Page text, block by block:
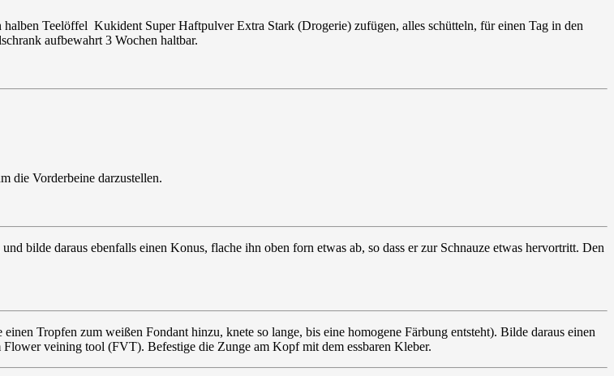
Teelöffel Kukident Super Haftpulver Extra Stark (Drogerie) zufügen, alles schütteln, für einen Tag in den
aufbewahrt 3 Wochen haltbar.
die Vorderbeine darzustellen.
bilde daraus ebenfalls einen Konus, flache ihn oben forn etwas ab, so dass er zur Schnauze etwas hervortritt. Den
Tropfen zum weißen Fondant hinzu, knete so lange, bis eine homogene Färbung entsteht). Bilde daraus einen
veining tool (FVT). Befestige die Zunge am Kopf mit dem essbaren Kleber.